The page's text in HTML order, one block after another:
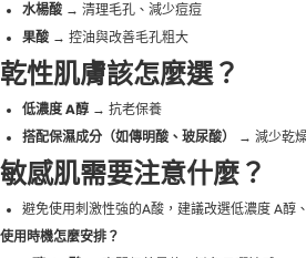
水楊酸 → 清理毛孔、減少痘痘
果酸 → 控油與改善毛孔粗大
乾性肌膚該怎麼選？
低濃度 A醇 → 抗老保養
搭配保濕成分（如傳明酸、玻尿酸）
→ 減少乾
敏感肌需要注意什麼？
避免使用刺激性強的A酸，建議改選低濃度 A醇
使用時機怎麼安排？